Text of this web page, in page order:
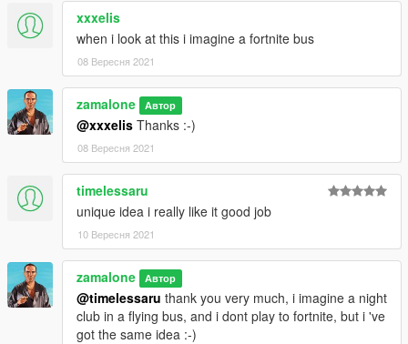
xxxelis
when i look at this i imagine a fortnite bus
08 Вересня 2021
zamalone Автор
@xxxelis Thanks :-)
08 Вересня 2021
timelessaru
unique idea i really like it good job
10 Вересня 2021
zamalone Автор
@timelessaru thank you very much, i imagine a night
club in a flying bus, and i dont play to fortnite, but i 've
got the same idea :-)